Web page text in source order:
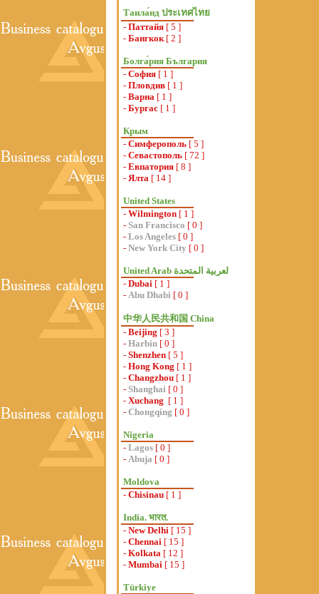
Таила́нд ประเทศไทย
- Паттайя [ 5 ]
- Бангкок[ 2 ]
Болга́рия България
- София [ 1 ]
- Пловдив [ 1 ]
- Варна [ 1 ]
- Бургас [ 1 ]
Крым
- Симферополь [ 5 ]
- Севастополь [ 72 ]
- Евпатория [ 8 ]
- Ялта [ 14 ]
United States
- Wilmington [ 1 ]
- San Francisco [ 0 ]
- Los Angeles [ 0 ]
- New York City [ 0 ]
- Dubai [ 1 ]
- Abu Dhabi [ 0 ]
中华人民共和国 China
- Beijing [ 3 ]
- Harbin [ 0 ]
- Shenzhen [ 5 ]
- Hong Kong [ 1 ]
- Changzhou [ 1 ]
- Shanghai [ 0 ]
- Xuchang [ 1 ]
- Chongqing [ 0 ]
Nigeria
- Lagos [ 0 ]
- Abuja [ 0 ]
Moldova
- Chisinau [ 1 ]
India. भारत.
- New Delhi [ 15 ]
- Chennai [ 15 ]
- Kolkata [ 12 ]
- Mumbai [ 15 ]
Türkiye